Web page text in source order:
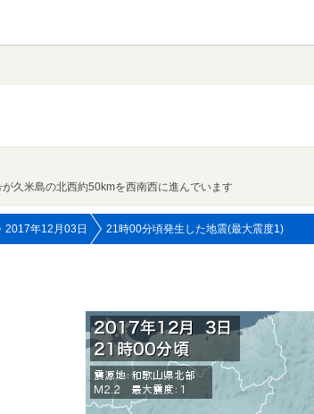
久米島の北西約50kmを西南西に進んでいます
2017年12月03日 21時00分頃発生した地震(最大震度1)